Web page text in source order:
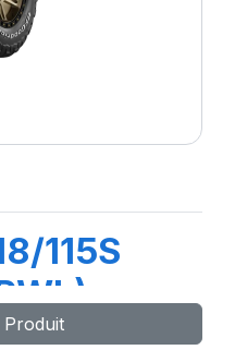
115S
Produit